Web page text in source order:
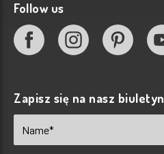
Follow us
Zapisz się na nasz biuletyn